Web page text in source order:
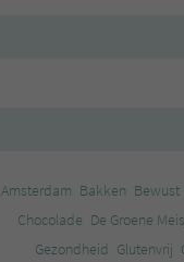
Amsterdam Bakken Bewust
Chocolade De Groene
Gezondheid Glutenvrij